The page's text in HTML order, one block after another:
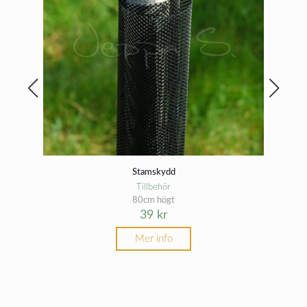
Stamskydd
Tillbehör
80cm högt
39 kr
Mer info